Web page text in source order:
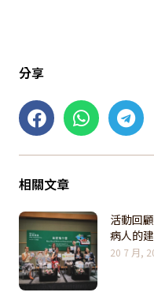
分享
相關文章
活動回
病人的
20 7 月,